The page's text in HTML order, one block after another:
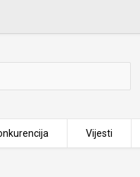
Vijesti